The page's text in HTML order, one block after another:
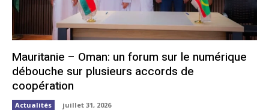
Mauritanie – Oman: un forum sur le numérique
débouche sur plusieurs accords de
coopération
Actualités juillet 31, 2026